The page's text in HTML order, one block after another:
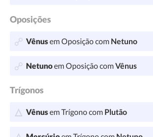
Oposições
Vênusem Oposição com Netuno
Netunoem Oposição comVênus
Trígonos
Vênusem Trígono com Plutão